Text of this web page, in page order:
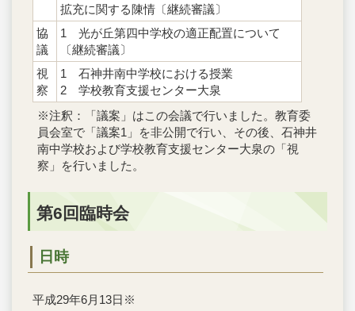
拡充に関する陳情〔継続審議〕
協
議
1 光が丘第四中学校の適正配置について
〔継続審議〕
視
察
1 石神井南中学校における授業
2 学校教育支援センター大泉
※注釈：「議案」はこの会議で行いました。教育委
員会室で「議案1」を非公開で行い、その後、石神井
南中学校および学校教育支援センター大泉の「視
察」を行いました。
第6回臨時会
日時
平成29年6月13日※